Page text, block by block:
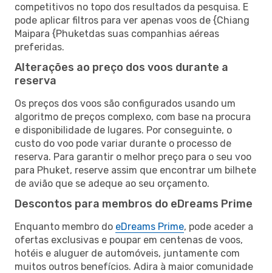
competitivos no topo dos resultados da pesquisa. E
pode aplicar filtros para ver apenas voos de {Chiang
Maipara {Phuketdas suas companhias aéreas
preferidas.
Alterações ao preço dos voos durante a
reserva
Os preços dos voos são configurados usando um
algoritmo de preços complexo, com base na procura
e disponibilidade de lugares. Por conseguinte, o
custo do voo pode variar durante o processo de
reserva. Para garantir o melhor preço para o seu voo
para Phuket, reserve assim que encontrar um bilhete
de avião que se adeque ao seu orçamento.
Descontos para membros do eDreams Prime
Enquanto membro do eDreams Prime, pode aceder a
ofertas exclusivas e poupar em centenas de voos,
hotéis e aluguer de automóveis, juntamente com
muitos outros benefícios. Adira à maior comunidade